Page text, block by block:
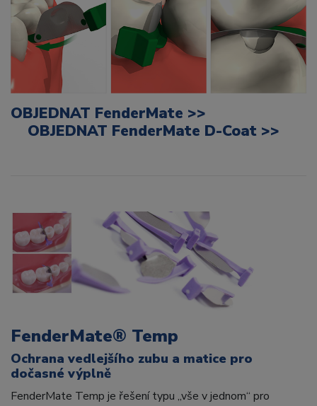
OBJEDNAT FenderMate >>
OBJEDNAT FenderMate D-Coat >>
FenderMate® Temp
Ochrana vedlejšího zubu a matice pro
dočasné výplně
FenderMate Temp je řešení typu „vše v jednom“ pro